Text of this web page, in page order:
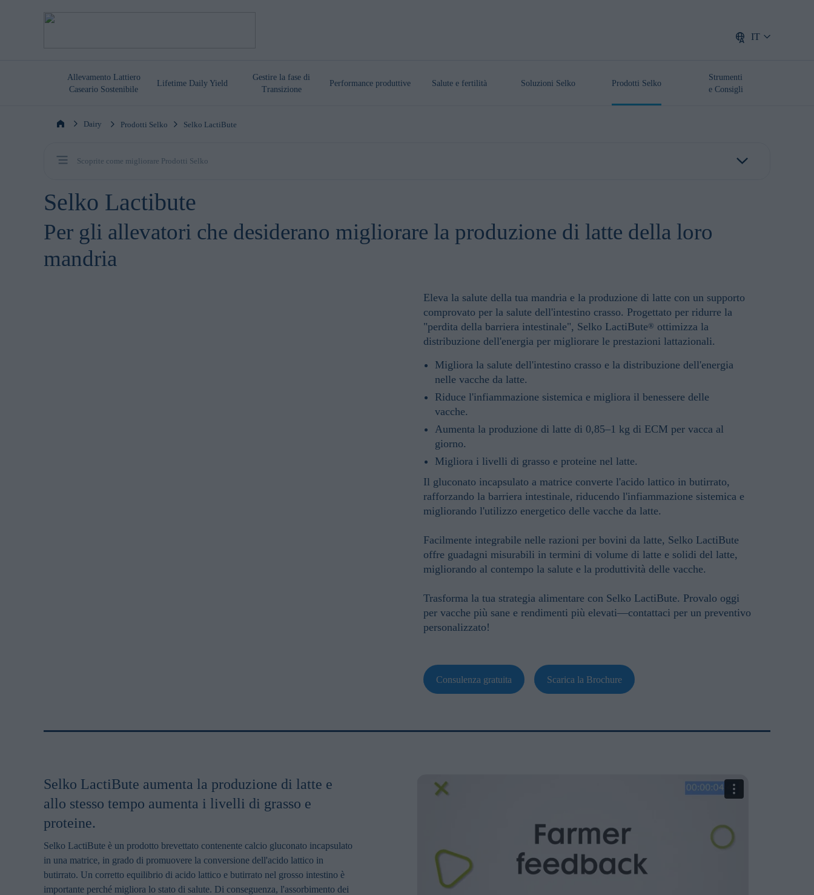
IT
Allevamento Lattiero
Caseario Sostenibile
Lifetime Daily Yield
Gestire la fase di
Transizione
Performance produttive Salute e fertilità Soluzioni Selko Prodotti Selko
Strumenti
e Consigli
Dairy Prodotti Selko Selko LactiBute
Scoprite come migliorare Prodotti Selko
Selko Lactibute
Per gli allevatori che desiderano migliorare la produzione di latte della loro
mandria
Eleva la salute della tua mandria e la produzione di latte con un supporto
comprovato per la salute dell'intestino crasso. Progettato per ridurre la
"perdita della barriera intestinale", Selko LactiBute® ottimizza la
distribuzione dell'energia per migliorare le prestazioni lattazionali.
Migliora la salute dell'intestino crasso e la distribuzione dell'energia
nelle vacche da latte.
Riduce l'infiammazione sistemica e migliora il benessere delle
vacche.
Aumenta la produzione di latte di 0,85–1 kg di ECM per vacca al
giorno.
Migliora i livelli di grasso e proteine nel latte.
Il gluconato incapsulato a matrice converte l'acido lattico in butirrato,
rafforzando la barriera intestinale, riducendo l'infiammazione sistemica e
migliorando l'utilizzo energetico delle vacche da latte.
Facilmente integrabile nelle razioni per bovini da latte, Selko LactiBute
offre guadagni misurabili in termini di volume di latte e solidi del latte,
migliorando al contempo la salute e la produttività delle vacche.
Trasforma la tua strategia alimentare con Selko LactiBute. Provalo oggi
per vacche più sane e rendimenti più elevati—contattaci per un preventivo
personalizzato!
Consulenza gratuita Scarica la Brochure
Selko LactiBute aumenta la produzione di latte e
allo stesso tempo aumenta i livelli di grasso e
proteine.
Selko LactiBute è un prodotto brevettato contenente calcio gluconato incapsulato
in una matrice, in grado di promuovere la conversione dell'acido lattico in
butirrato. Un corretto equilibrio di acido lattico e butirrato nel grosso intestino è
importante perché migliora lo stato di salute. Di conseguenza, l'assorbimento dei